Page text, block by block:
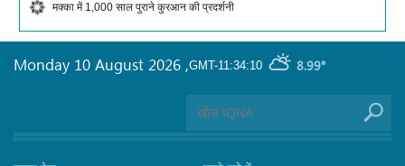
मक्का में 1,000 साल पुराने कुरआन की प्रदर्शनी
GMT-11:34:10 8.99°
Monday 10 August 2026 ,